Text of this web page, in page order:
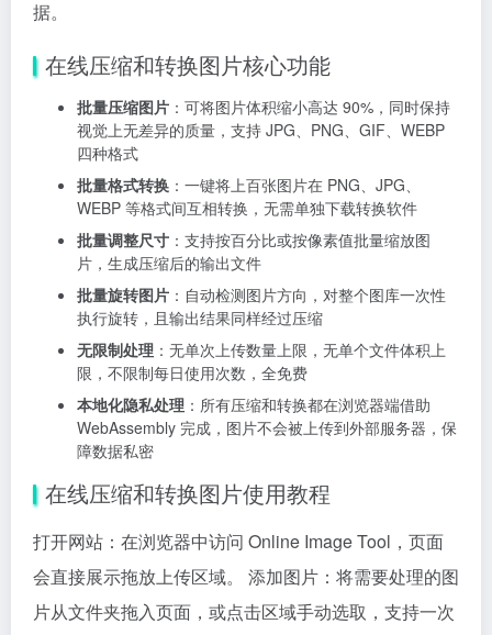
据。
在线压缩和转换图片核心功能
批量压缩图片 ：可将图片体积缩小高达 90%，同时保持
视觉上无差异的质量，支持 JPG、PNG、GIF、WEBP
四种格式
批量格式转换 ：一键将上百张图片在 PNG、JPG、
WEBP 等格式间互相转换，无需单独下载转换软件
批量调整尺寸 ：支持按百分比或按像素值批量缩放图
片，生成压缩后的输出文件
批量旋转图片 ：自动检测图片方向，对整个图库一次性
执行旋转，且输出结果同样经过压缩
无限制处理 ：无单次上传数量上限，无单个文件体积上
限，不限制每日使用次数，全免费
本地化隐私处理 ：所有压缩和转换都在浏览器端借助
WebAssembly 完成，图片不会被上传到外部服务器，保
障数据私密
在线压缩和转换图片使用教程
打开网站：在浏览器中访问 Online Image Tool，页面
会直接展示拖放上传区域。 添加图片：将需要处理的图
片从文件夹拖入页面，或点击区域手动选取，支持一次